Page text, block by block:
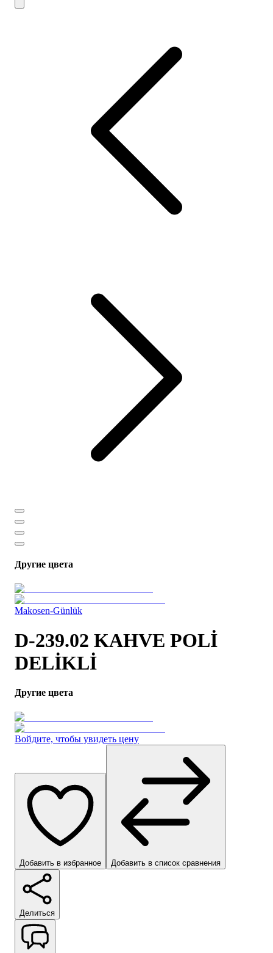
Другие цвета
Makosen-Günlük
D-239.02 KAHVE POLİ
DELİKLİ
Другие цвета
Войдите, чтобы увидеть цену
Добавить в избранное Добавить в список сравнения
Делиться